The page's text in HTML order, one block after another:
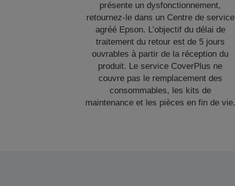
présente un dysfonctionnement,
retournez-le dans un Centre de service
agréé Epson. L’objectif du délai de
traitement du retour est de 5 jours
ouvrables à partir de la réception du
produit. Le service CoverPlus ne
couvre pas le remplacement des
consommables, les kits de
maintenance et les pièces en fin de vie.